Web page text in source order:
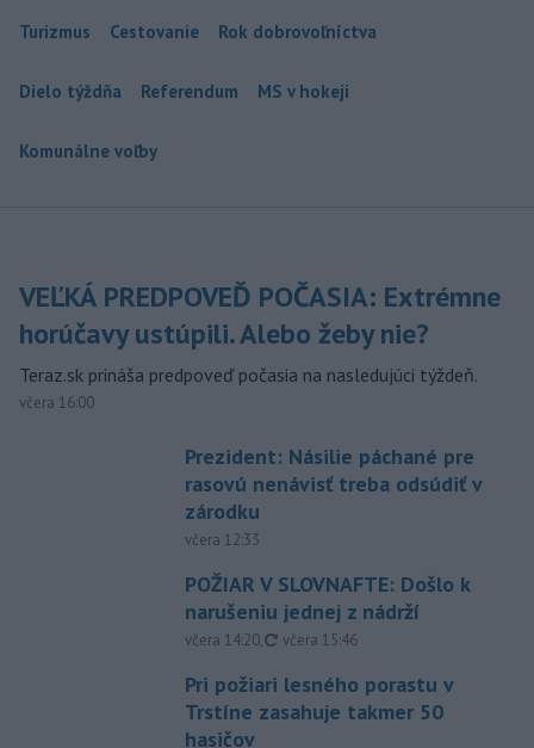
Turizmus Cestovanie Rok dobrovoľníctva
Dielo týždňa Referendum MS v hokeji
Komunálne voľby
VEĽKÁ PREDPOVEĎ POČASIA: Extrémne
horúčavy ustúpili. Alebo žeby nie?
Teraz.sk prináša predpoveď počasia na nasledujúci týždeň.
včera 16:00
Prezident: Násilie páchané pre
rasovú nenávisť treba odsúdiť v
zárodku
včera 12:33
POŽIAR V SLOVNAFTE: Došlo k
narušeniu jednej z nádrží
včera 14:20, aktualizované
včera 15:46
Pri požiari lesného porastu v
Trstíne zasahuje takmer 50
hasičov